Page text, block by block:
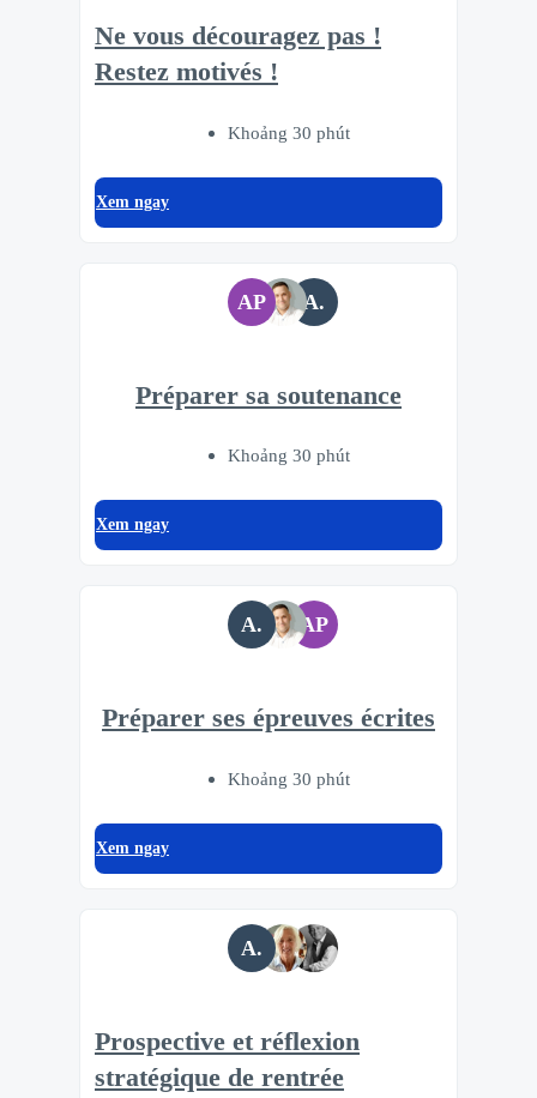
Ne vous découragez pas !
Restez motivés !
Khoảng 30 phút
Xem ngay
AP A.
Préparer sa soutenance
Khoảng 30 phút
Xem ngay
A. AP
Préparer ses épreuves écrites
Khoảng 30 phút
Xem ngay
A.
Prospective et réflexion
stratégique de rentrée